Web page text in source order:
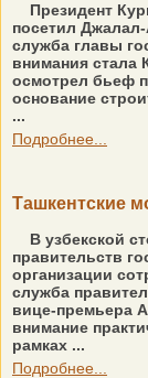
Президент
посетил
служба главы
внимания стала
осмотрел бьеф
основание
...
Подробнее...
Ташкентские
В узбекской
правительств
организации
служба
вице-премьера
внимание
рамках ...
Подробнее...